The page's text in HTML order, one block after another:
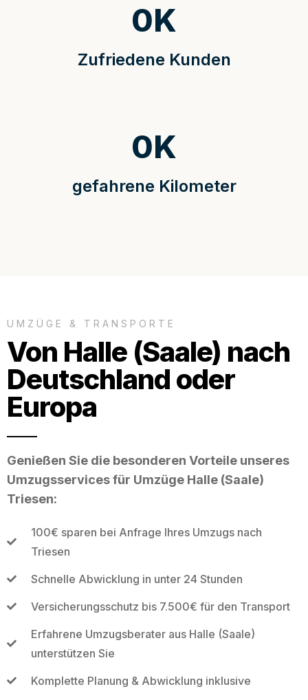
Zufriedene Kunden
0K
gefahrene Kilometer
0K
UMZÜGE & TRANSPORTE
Von Halle (Saale) nach
Deutschland oder
Europa
Genießen Sie die besonderen Vorteile unseres
Umzugsservices für Umzüge Halle (Saale)
Triesen:
100€ sparen bei Anfrage Ihres Umzugs nach
Triesen
Schnelle Abwicklung in unter 24 Stunden
Versicherungsschutz bis 7.500€ für den Transport
Erfahrene Umzugsberater aus Halle (Saale)
unterstützen Sie
Komplette Planung & Abwicklung inklusive